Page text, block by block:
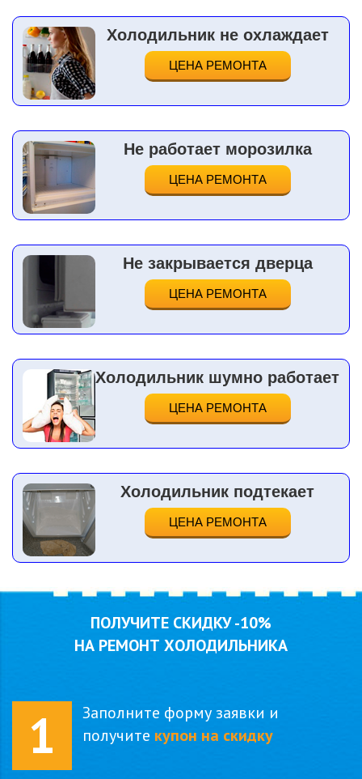
Холодильник не охлаждает
ЦЕНА РЕМОНТА
Не работает морозилка
ЦЕНА РЕМОНТА
Не закрывается дверца
ЦЕНА РЕМОНТА
Холодильник шумно работает
ЦЕНА РЕМОНТА
Холодильник подтекает
ЦЕНА РЕМОНТА
ПОЛУЧИТЕ СКИДКУ-10%
НА РЕМОНТ ХОЛОДИЛЬНИКА
1
Заполните форму заявки и
получите купон на скидку